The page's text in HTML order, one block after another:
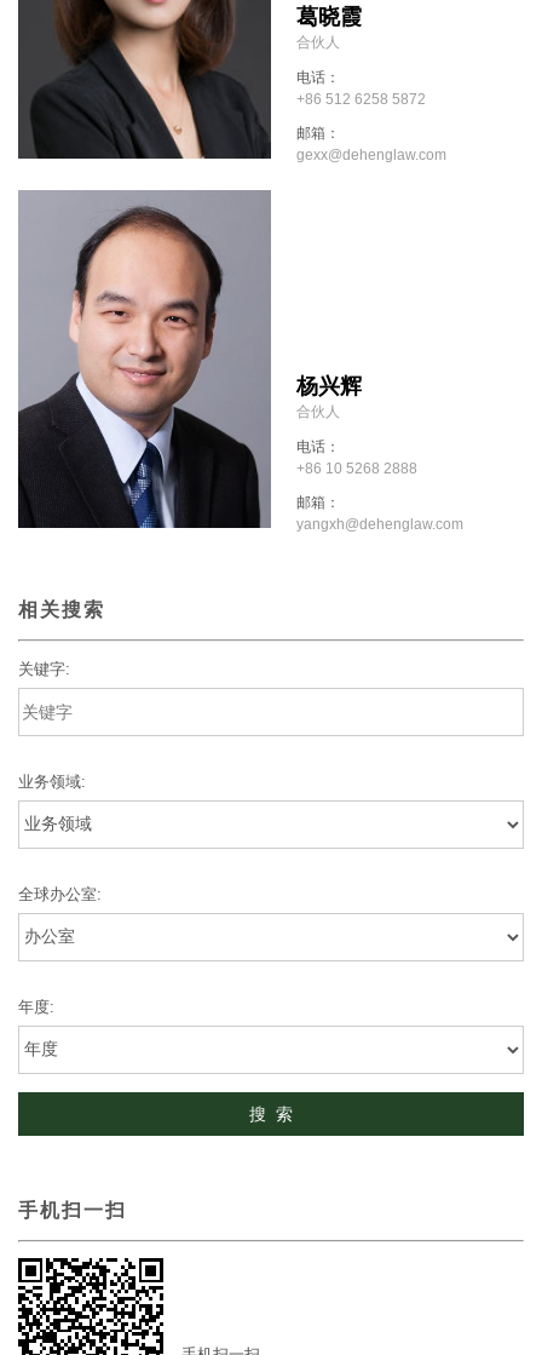
葛晓霞
合伙人
电话：
+86 512 6258 5872
邮箱：
gexx@dehenglaw.com
杨兴辉
合伙人
电话：
+86 10 5268 2888
邮箱：
yangxh@dehenglaw.com
相关搜索
关键字:
业务领域:
全球办公室:
年度:
手机扫一扫